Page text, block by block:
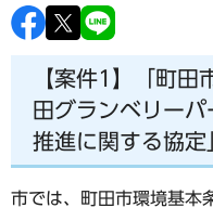
【案件1】「町田
田グランベリー
推進に関する協定
市では、町田市環境基本